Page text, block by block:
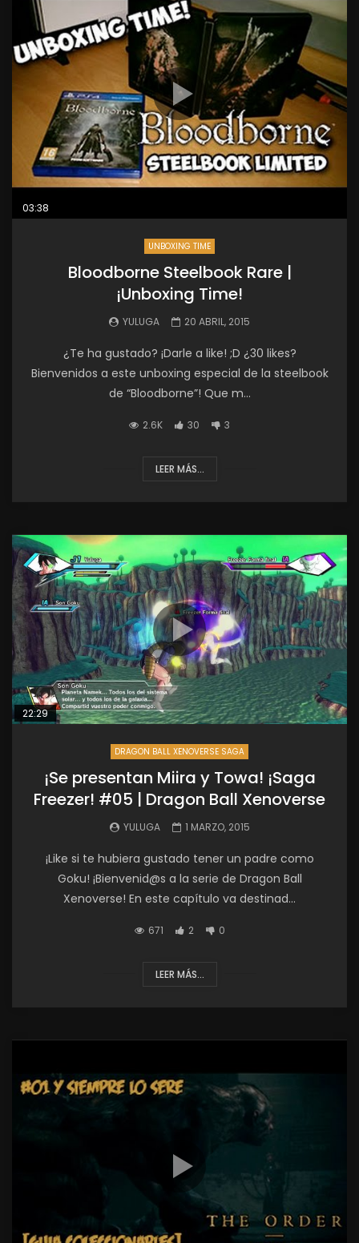
03:38
UNBOXING TIME
Bloodborne Steelbook Rare |
¡Unboxing Time!
YULUGA 20 ABRIL, 2015
¿Te ha gustado? ¡Darle a like! ;D ¿30 likes?
Bienvenidos a este unboxing especial de la steelbook
de “Bloodborne”! Que m...
2.6K 30 3
LEER MÁS...
22:29
DRAGON BALL XENOVERSE SAGA
¡Se presentan Miira y Towa! ¡Saga
Freezer! #05 | Dragon Ball Xenoverse
YULUGA 1 MARZO, 2015
¡Like si te hubiera gustado tener un padre como
Goku! ¡Bienvenid@s a la serie de Dragon Ball
Xenoverse! En este capítulo va destinad...
671 2 0
LEER MÁS...